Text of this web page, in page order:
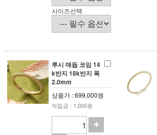
사이즈선택
루시 매듭 코임 14
k반지 18k반지 폭
2.0mm
상품가 : 699,000원
적립금 : 1,000원